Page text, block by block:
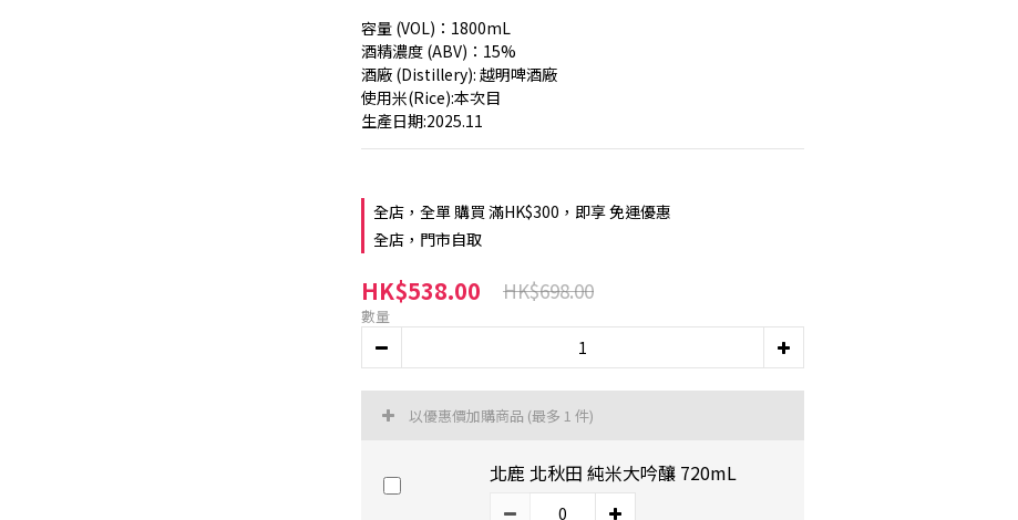
容量 (VOL)：1800mL
酒精濃度 (ABV)：15%
酒廠 (Distillery): 越明啤酒廠
使用米(Rice):本次目
生產日期:2025.11
全店，全單 購買 滿HK$300，即享 免運優惠
全店，門市自取
HK$538.00 HK$698.00
數量
以優惠價加購商品 (最多 1 件)
北鹿 北秋田 純米大吟釀 720mL